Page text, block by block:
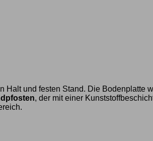
Halt und festen Stand. Die Bodenplatte
, der mit einer